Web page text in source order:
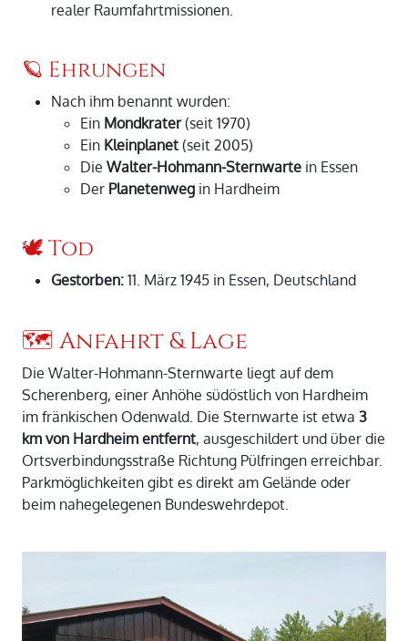
realer Raumfahrtmissionen.
🪐 Ehrungen
Nach ihm benannt wurden:
Ein Mondkrater(seit 1970)
Ein Kleinplanet (seit 2005)
Die Walter-Hohmann-Sternwarte in Essen
Der Planetenweg in Hardheim
🕊️ Tod
Gestorben: 11. März 1945 in Essen, Deutschland
🗺️ Anfahrt & Lage
Die Walter-Hohmann-Sternwarte liegt auf dem
Scherenberg, einer Anhöhe südöstlich von Hardheim
im fränkischen Odenwald. Die Sternwarte ist etwa 3
km von Hardheim entfernt, ausgeschildert und über die
Ortsverbindungsstraße Richtung Pülfringen erreichbar.
Parkmöglichkeiten gibt es direkt am Gelände oder
beim nahegelegenen Bundeswehrdepot.